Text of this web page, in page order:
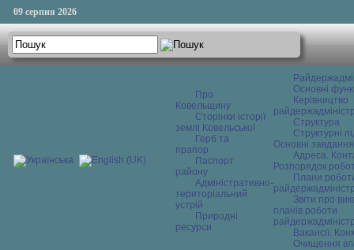
09 серпня 2026
Про
Ковельщину
Сторінки історії
землі Ковельської
Герб та
прапор
Паспорт
району
Адміністративно-
територіальний
устрій
Природні
ресурси
Основні
Керівництво
Структура
Структурні
Основні завдання
Адреса.
Розпорядок
Плани
Звіти про
планів роботи
Вакансії.
Очищення